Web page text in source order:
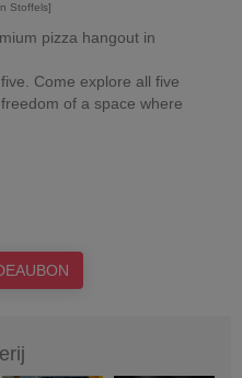
Stoffels]
pizza hangout in
Come explore all five
of a space where